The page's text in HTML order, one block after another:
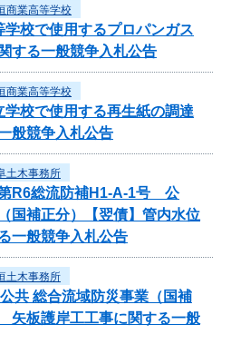
商業高等学校
校で使用するプロパンガス
する一般競争入札公告
商業高等学校
校で使用する再生紙の調達
般競争入札公告
土木事務所
第R6総流防補H1-A-1号 公
補正分）【翌債】管内水位
一般競争入札公告
土木事務所
共 総合流域防災事業（国補
板護岸工工事に関する一般